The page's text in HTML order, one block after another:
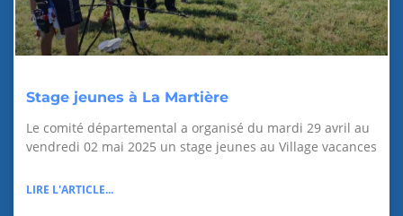
Stage jeunes à La Martière
Le comité départemental a organisé du mardi 29 avril au
vendredi 02 mai 2025 un stage jeunes au Village vacances
LIRE L'ARTICLE...